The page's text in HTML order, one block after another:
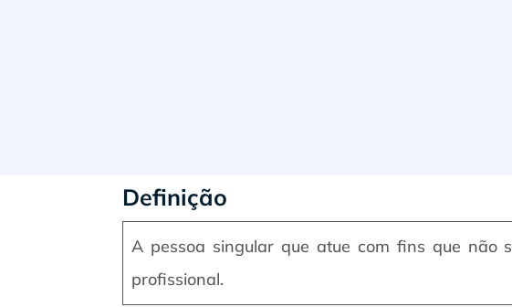
Definição
A pessoa singular que atue com fins que não
profissional.